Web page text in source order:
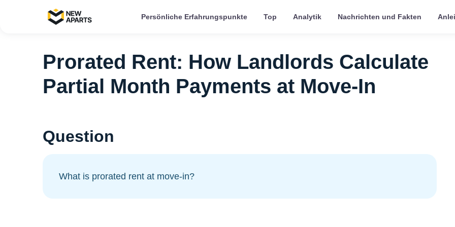
Persönliche Erfahrungspunkte Top Analytik Nachrichten und Fakten
Prorated Rent: How Landlords Calculate
Partial Month Payments at Move-In
Question
What is prorated rent at move-in?